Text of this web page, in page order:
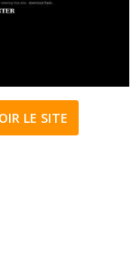
LE SITE